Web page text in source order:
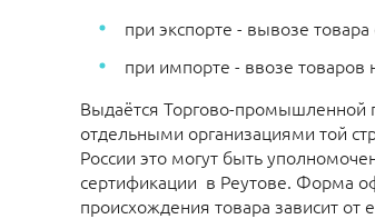
при экспорте - вывозе
при импорте - ввозе
Выдаётся Торгово-
отдельными организациями той
России это могут быть
сертификации в Реутове. Форма
происхождения товара зависит от